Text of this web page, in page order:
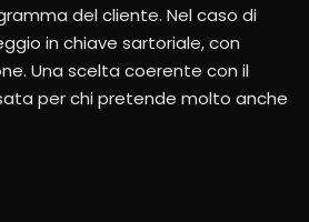
del cliente. Nel caso di
in chiave sartoriale, con
Una scelta coerente con il
per chi pretende molto anche